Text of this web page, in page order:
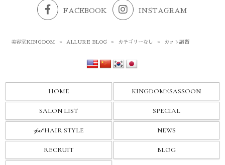
FACEBOOK INSTAGRAM
美容室KINGDOM » ALLURE BLOG » カテゴリーなし » カット講習
HOME KINGDOMXSASSOON
SALON LIST SPECIAL
360°HAIR STYLE NEWS
RECRUIT BLOG